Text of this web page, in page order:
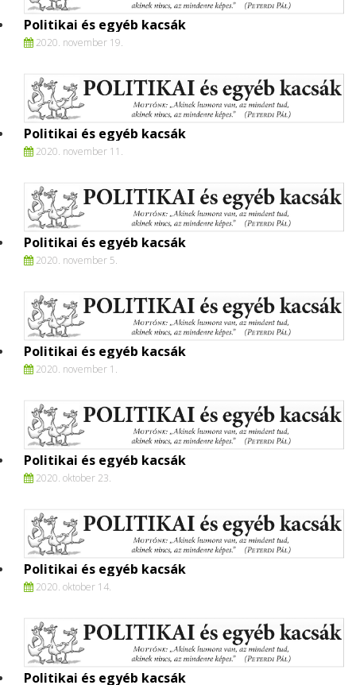
Politikai és egyéb kacsák
2020. november 19.
Politikai és egyéb kacsák
2020. november 11.
Politikai és egyéb kacsák
2020. november 5.
Politikai és egyéb kacsák
2020. november 1.
Politikai és egyéb kacsák
2020. oktober 23.
Politikai és egyéb kacsák
2020. oktober 14.
Politikai és egyéb kacsák